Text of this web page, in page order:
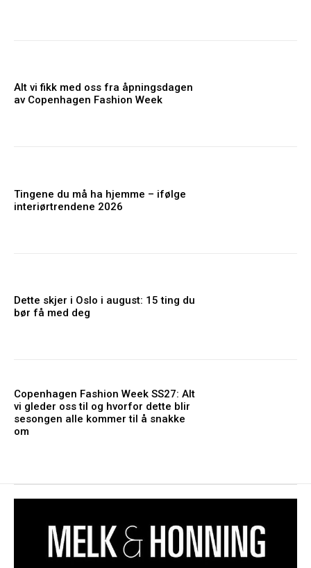
Alt vi fikk med oss fra åpningsdagen
av Copenhagen Fashion Week
Tingene du må ha hjemme – ifølge
interiørtrendene 2026
Dette skjer i Oslo i august: 15 ting du
bør få med deg
Copenhagen Fashion Week SS27: Alt
vi gleder oss til og hvorfor dette blir
sesongen alle kommer til å snakke
om